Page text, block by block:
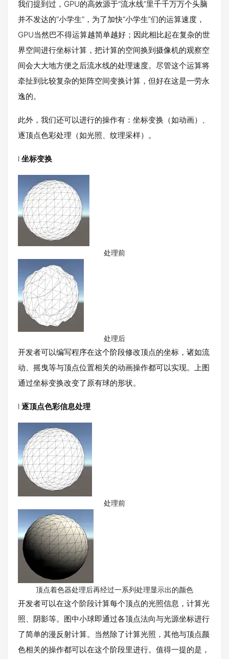
我们提到过，GPU的高效源于“流水线”里千千万万个头脑
并不发达的“小学生”，为了加快“小学生”们的运算速度，
GPU当然巴不得运算越简单越好；因此相比起在复杂的世
界空间进行坐标计算，把计算的空间换到摄像机的观察空
间会大大地方便之后流水线的处理速度。尽管这个运算将
牵扯到比较复杂的矩阵空间变换计算，但好在这是一劳永
逸的。
此外，我们还可以进行的操作有：坐标变换（如动画）、
逐顶点色彩处理（如光照、纹理采样）。
l 坐标变换
处理前
处理后
开发者可以编写程序在这个阶段修改顶点的坐标，诸如流
动、摇曳等与顶点位置相关的动画操作都可以实现。上图
通过坐标变换改变了原有球的形状。
l 逐顶点色彩信息处理
处理前
顶点着色器处理后再经过一系列处理显示出的颜色
开发者可以在这个阶段计算每个顶点的光照信息，计算光
照、阴影等。图中小球即通过各顶点法向与光源坐标进行
了简单的漫反射计算。当然除了计算光照，其他与顶点颜
色相关的操作都可以在这个阶段里进行。值得一提的是，